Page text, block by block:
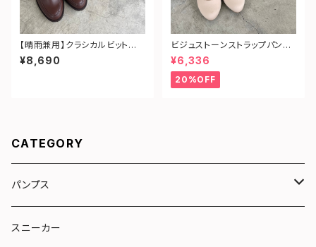
【晴雨兼用】クラシカルビットロ
ーファー
¥8,690
ビジュストーンストラップパンプ
ス
¥6,336
20%OFF
CATEGORY
パンプス
リボン
スニーカー